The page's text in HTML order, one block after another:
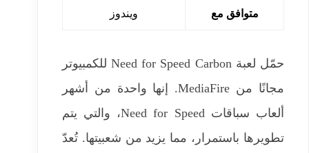
متوافق مع ويندوز
حمّل لعبة Need for Speed ​​Carbon للكمبيوتر
مجانًا من MediaFire. إنها واحدة من أشهر
ألعاب سباقات Need for Speed، والتي يتم
تطويرها باستمرار، مما يزيد من شعبيتها. تُعدّ